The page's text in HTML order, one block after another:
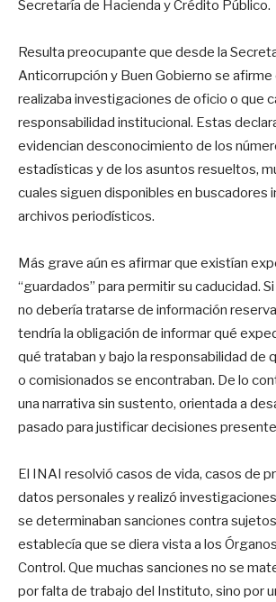
Secretaría de Hacienda y Crédito Público.
Resulta preocupante que desde la
Anticorrupción y Buen Gobierno se afirme
realizaba investigaciones de oficio o que
responsabilidad institucional. Estas
evidencian desconocimiento de los
estadísticas y de los asuntos resueltos,
cuales siguen disponibles en buscadores
archivos periodísticos.
Más grave aún es afirmar que existían
“guardados” para permitir su caducidad.
no debería tratarse de información
tendría la obligación de informar qué
qué trataban y bajo la responsabilidad de
o comisionados se encontraban. De lo
una narrativa sin sustento, orientada a
pasado para justificar decisiones
El INAI resolvió casos de vida, casos de
datos personales y realizó
se determinaban sanciones contra
establecía que se diera vista a los
Control. Que muchas sanciones no se
por falta de trabajo del Instituto, sino por